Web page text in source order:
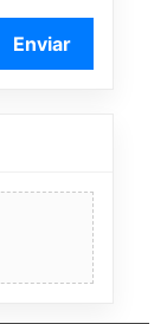
Enviar